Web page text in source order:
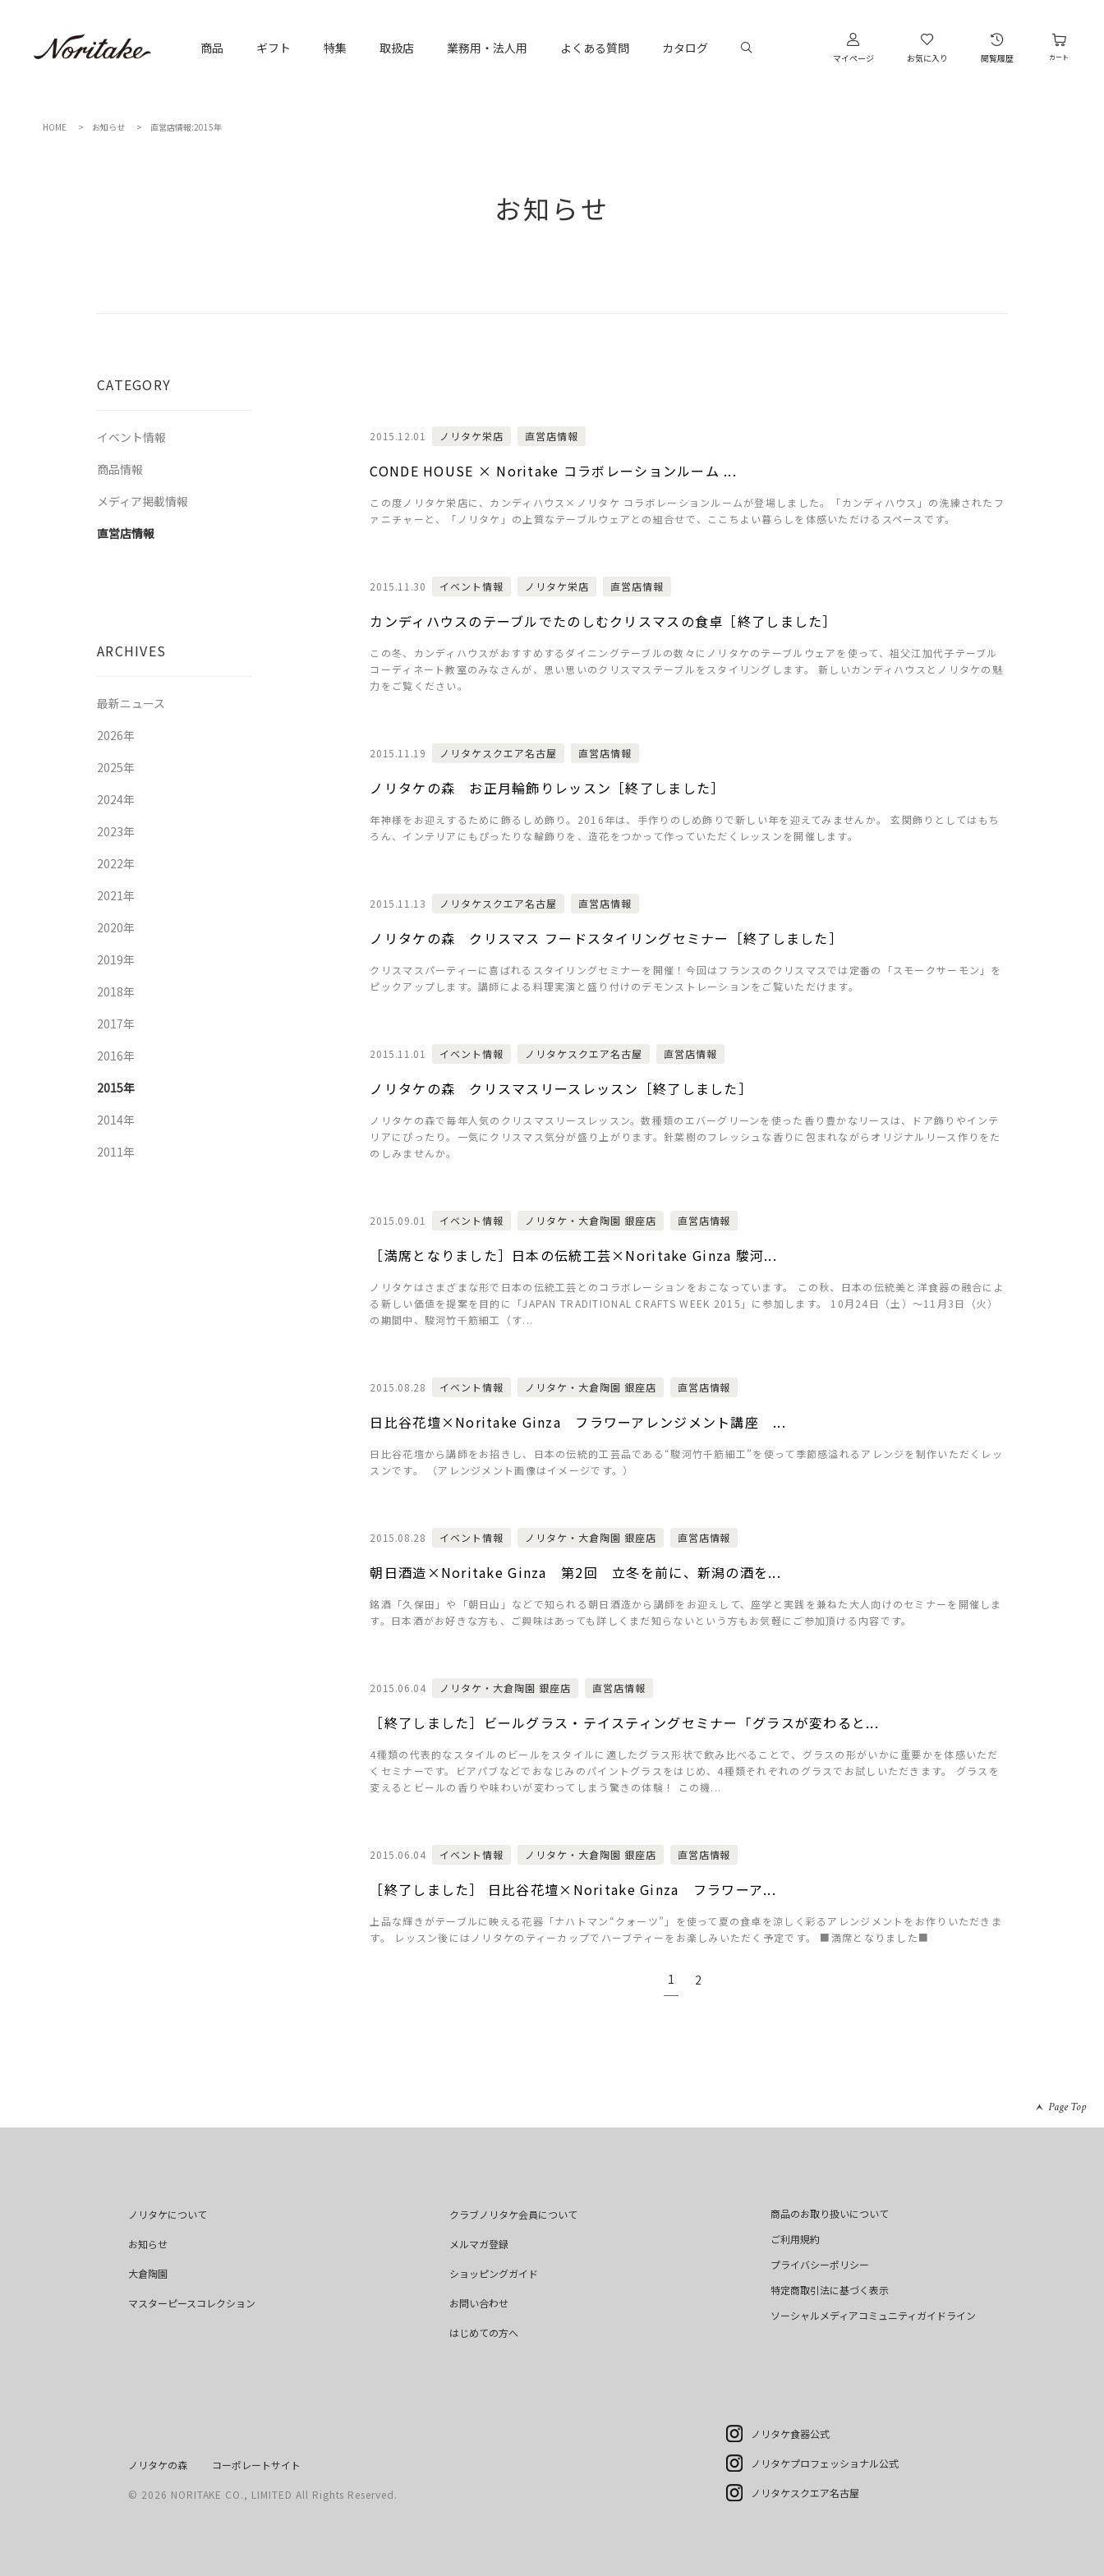
商品 ギフト 特集 取扱店 業務用・法人用 よくある質問 カタログ
マイページ お気に入り 閲覧履歴 カート
HOME お知らせ 直営店情報:2015年
お知らせ
CATEGORY
イベント情報
商品情報
メディア掲載情報
直営店情報
ARCHIVES
最新ニュース
2026年
2025年
2024年
2023年
2022年
2021年
2020年
2019年
2018年
2017年
2016年
2015年
2014年
2011年
2015.12.01 ノリタケ栄店 直営店情報
CONDE HOUSE × Noritake コラボレーションルーム ...
この度ノリタケ栄店に、カンディハウス×ノリタケ コラボレーションルームが登場しました。「カンディハウス」の洗練されたフ
ァニチャーと、「ノリタケ」の上質なテーブルウェアとの組合せで、ここちよい暮らしを体感いただけるスペースです。
2015.11.30 イベント情報 ノリタケ栄店 直営店情報
カンディハウスのテーブルでたのしむクリスマスの食卓［終了しました］
この冬、カンディハウスがおすすめするダイニングテーブルの数々にノリタケのテーブルウェアを使って、祖父江加代子テーブル
コーディネート教室のみなさんが、思い思いのクリスマステーブルをスタイリングします。 新しいカンディハウスとノリタケの魅
力をご覧ください。
2015.11.19 ノリタケスクエア名古屋 直営店情報
ノリタケの森 お正月輪飾りレッスン［終了しました］
年神様をお迎えするために飾るしめ飾り。2016年は、手作りのしめ飾りで新しい年を迎えてみませんか。 玄関飾りとしてはもち
ろん、インテリアにもぴったりな輪飾りを、造花をつかって作っていただくレッスンを開催します。
2015.11.13 ノリタケスクエア名古屋 直営店情報
ノリタケの森 クリスマス フードスタイリングセミナー［終了しました］
クリスマスパーティーに喜ばれるスタイリングセミナーを開催！今回はフランスのクリスマスでは定番の「スモークサーモン」を
ピックアップします。講師による料理実演と盛り付けのデモンストレーションをご覧いただけます。
2015.11.01 イベント情報 ノリタケスクエア名古屋 直営店情報
ノリタケの森 クリスマスリースレッスン［終了しました］
ノリタケの森で毎年人気のクリスマスリースレッスン。数種類のエバーグリーンを使った香り豊かなリースは、ドア飾りやインテ
リアにぴったり。一気にクリスマス気分が盛り上がります。針葉樹のフレッシュな香りに包まれながらオリジナルリース作りをた
のしみませんか。
2015.09.01 イベント情報 ノリタケ・大倉陶園 銀座店 直営店情報
［満席となりました］日本の伝統工芸×Noritake Ginza 駿河...
ノリタケはさまざまな形で日本の伝統工芸とのコラボレーションをおこなっています。 この秋、日本の伝統美と洋食器の融合によ
る新しい価値を提案を目的に「JAPAN TRADITIONAL CRAFTS WEEK 2015」に参加します。 10月24日（土）～11月3日（火）
の期間中、駿河竹千筋細工（す...
2015.08.28 イベント情報 ノリタケ・大倉陶園 銀座店 直営店情報
日比谷花壇×Noritake Ginza フラワーアレンジメント講座 ...
日比谷花壇から講師をお招きし、日本の伝統的工芸品である“駿河竹千筋細工”を使って季節感溢れるアレンジを制作いただくレッ
スンです。 （アレンジメント画像はイメージです。）
2015.08.28 イベント情報 ノリタケ・大倉陶園 銀座店 直営店情報
朝日酒造×Noritake Ginza 第2回 立冬を前に、新潟の酒を...
銘酒「久保田」や「朝日山」などで知られる朝日酒造から講師をお迎えして、座学と実践を兼ねた大人向けのセミナーを開催しま
す。日本酒がお好きな方も、ご興味はあっても詳しくまだ知らないという方もお気軽にご参加頂ける内容です。
2015.06.04 ノリタケ・大倉陶園 銀座店 直営店情報
［終了しました］ビールグラス・テイスティングセミナー「グラスが変わると...
4種類の代表的なスタイルのビールをスタイルに適したグラス形状で飲み比べることで、グラスの形がいかに重要かを体感いただ
くセミナーです。ビアパブなどでおなじみのパイントグラスをはじめ、4種類それぞれのグラスでお試しいただきます。 グラスを
変えるとビールの香りや味わいが変わってしまう驚きの体験！ この機...
2015.06.04 イベント情報 ノリタケ・大倉陶園 銀座店 直営店情報
［終了しました］ 日比谷花壇×Noritake Ginza フラワーア...
上品な輝きがテーブルに映える花器「ナハトマン“クォーツ”」を使って夏の食卓を涼しく彩るアレンジメントをお作りいただきま
す。 レッスン後にはノリタケのティーカップでハーブティーをお楽しみいただく予定です。 ■満席となりました■
1 2
Page Top
ノリタケについて
お知らせ
大倉陶園
マスターピースコレクション
クラブノリタケ会員について
メルマガ登録
ショッピングガイド
お問い合わせ
はじめての方へ
商品のお取り扱いについて
ご利用規約
プライバシーポリシー
特定商取引法に基づく表示
ソーシャルメディアコミュニティガイドライン
ノリタケの森 コーポレートサイト
ノリタケ食器公式
ノリタケプロフェッショナル公式
ノリタケスクエア名古屋
© 2026 NORITAKE CO., LIMITED All Rights Reserved.